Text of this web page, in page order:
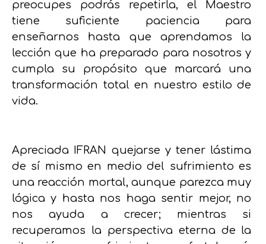
preocupes podrás repetirla, el Maestro
tiene suficiente paciencia para
enseñarnos hasta que aprendamos la
lección que ha preparado para nosotros y
cumpla su propósito que marcará una
transformación total en nuestro estilo de
vida.
Apreciada IFRAN quejarse y tener lástima
de sí mismo en medio del sufrimiento es
una reacción mortal, aunque parezca muy
lógica y hasta nos haga sentir mejor, no
nos ayuda a crecer; mientras si
recuperamos la perspectiva eterna de la